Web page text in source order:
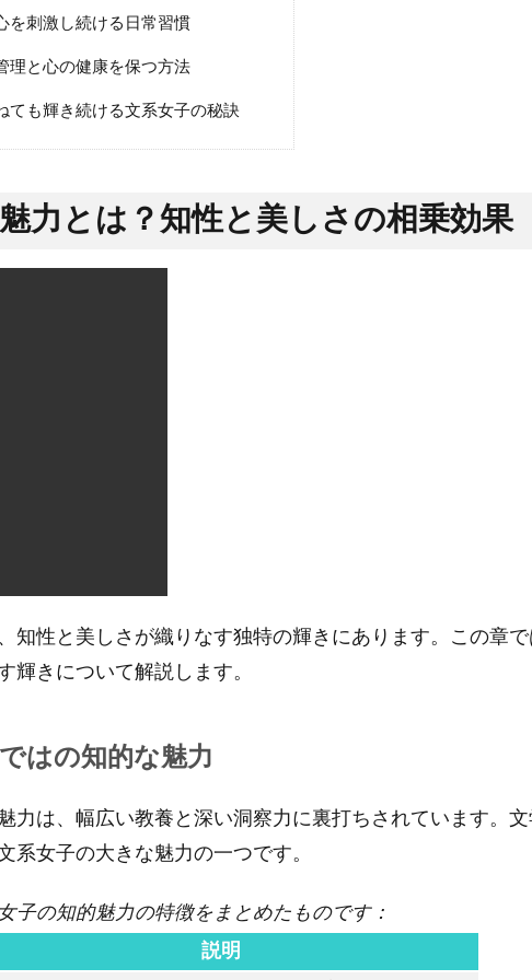
を刺激し続ける日常習慣
理と心の健康を保つ方法
ても輝き続ける文系女子の秘訣
力とは？知性と美しさの相乗効果
知性と美しさが織りなす独特の輝きにあります。この章
輝きについて解説します。
ではの知的な魅力
力は、幅広い教養と深い洞察力に裏打ちされています。
系女子の大きな魅力の一つです。
子の知的魅力の特徴をまとめたものです：
説明